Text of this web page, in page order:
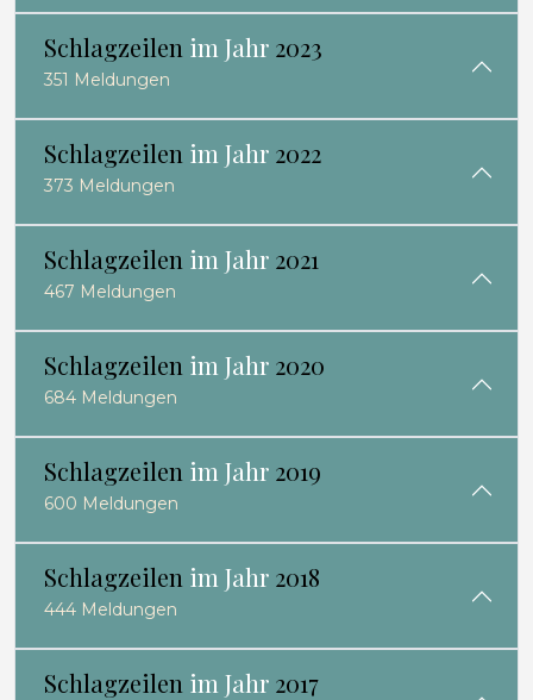
Schlagzeilen im Jahr 2023
351 Meldungen
Schlagzeilen im Jahr 2022
373 Meldungen
Schlagzeilen im Jahr 2021
467 Meldungen
Schlagzeilen im Jahr 2020
684 Meldungen
Schlagzeilen im Jahr 2019
600 Meldungen
Schlagzeilen im Jahr 2018
444 Meldungen
Schlagzeilen im Jahr 2017